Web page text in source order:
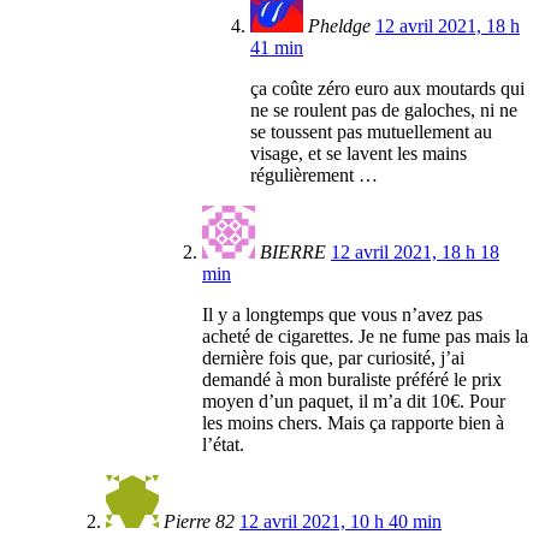
Pheldge 12 avril 2021, 18 h
41 min
ça coûte zéro euro aux moutards qui
ne se roulent pas de galoches, ni ne
se toussent pas mutuellement au
visage, et se lavent les mains
régulièrement …
BIERRE 12 avril 2021, 18 h 18
min
Il y a longtemps que vous n’avez pas
acheté de cigarettes. Je ne fume pas mais la
dernière fois que, par curiosité, j’ai
demandé à mon buraliste préféré le prix
moyen d’un paquet, il m’a dit 10€. Pour
les moins chers. Mais ça rapporte bien à
l’état.
Pierre 82 12 avril 2021, 10 h 40 min